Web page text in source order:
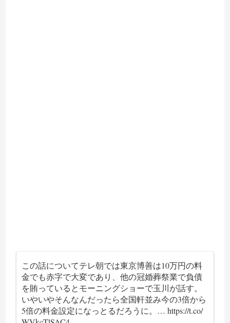
この話についてテレ朝では東京博善は10万円の料
金でも赤字で大変であり、他の冠婚葬祭業で負債
を賄っているとモーニングショーで玉川が話す。
いやいやそんなんだったら全国軒並み今の3倍から
5倍の料金設定になっとるだろうに。…https://t.co/